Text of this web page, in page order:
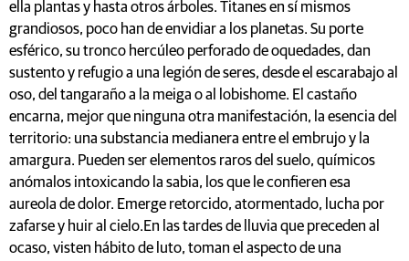
ella plantas y hasta otros árboles. Titanes en sí mismos
grandiosos, poco han de envidiar a los planetas. Su porte
esférico, su tronco hercúleo perforado de oquedades, dan
sustento y refugio a una legión de seres, desde el escarabajo al
oso, del tangaraño a la meiga o al lobishome. El castaño
encarna, mejor que ninguna otra manifestación, la esencia del
territorio: una substancia medianera entre el embrujo y la
amargura. Pueden ser elementos raros del suelo, químicos
anómalos intoxicando la sabia, los que le confieren esa
aureola de dolor. Emerge retorcido, atormentado, lucha por
zafarse y huir al cielo.En las tardes de lluvia que preceden al
ocaso, visten hábito de luto, toman el aspecto de una